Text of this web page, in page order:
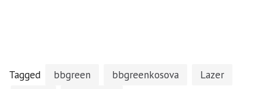
Tagged bbgreen bbgreenkosova
Lazer